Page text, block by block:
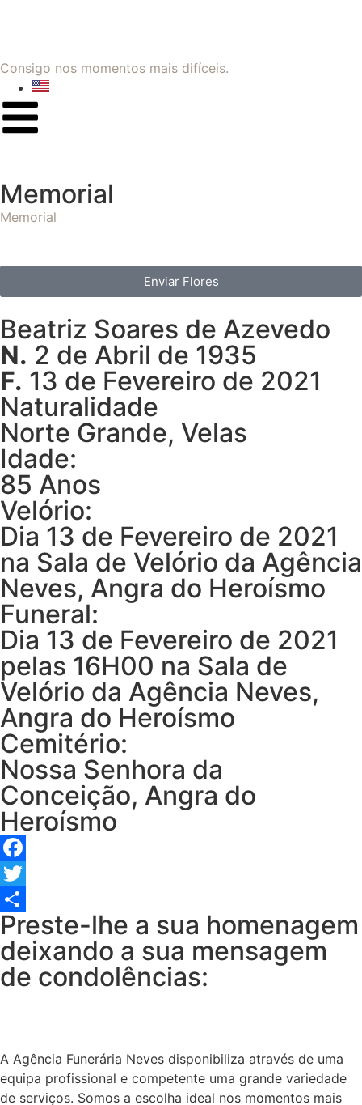
Consigo nos momentos mais difíceis.
Memorial
Memorial
Enviar Flores
Beatriz Soares de Azevedo
N. 2 de Abril de 1935
F. 13 de Fevereiro de 2021
Naturalidade
Norte Grande, Velas
Idade:
85 Anos
Velório:
Dia 13 de Fevereiro de 2021
na Sala de Velório da Agência
Neves, Angra do Heroísmo
Funeral:
Dia 13 de Fevereiro de 2021
pelas 16H00 na Sala de
Velório da Agência Neves,
Angra do Heroísmo
Cemitério:
Nossa Senhora da
Conceição, Angra do
Heroísmo
Facebook
Twitter
Share
Preste-lhe a sua homenagem
deixando a sua mensagem
de condolências:
A Agência Funerária Neves disponibiliza através de uma
equipa profissional e competente uma grande variedade
de serviços. Somos a escolha ideal nos momentos mais